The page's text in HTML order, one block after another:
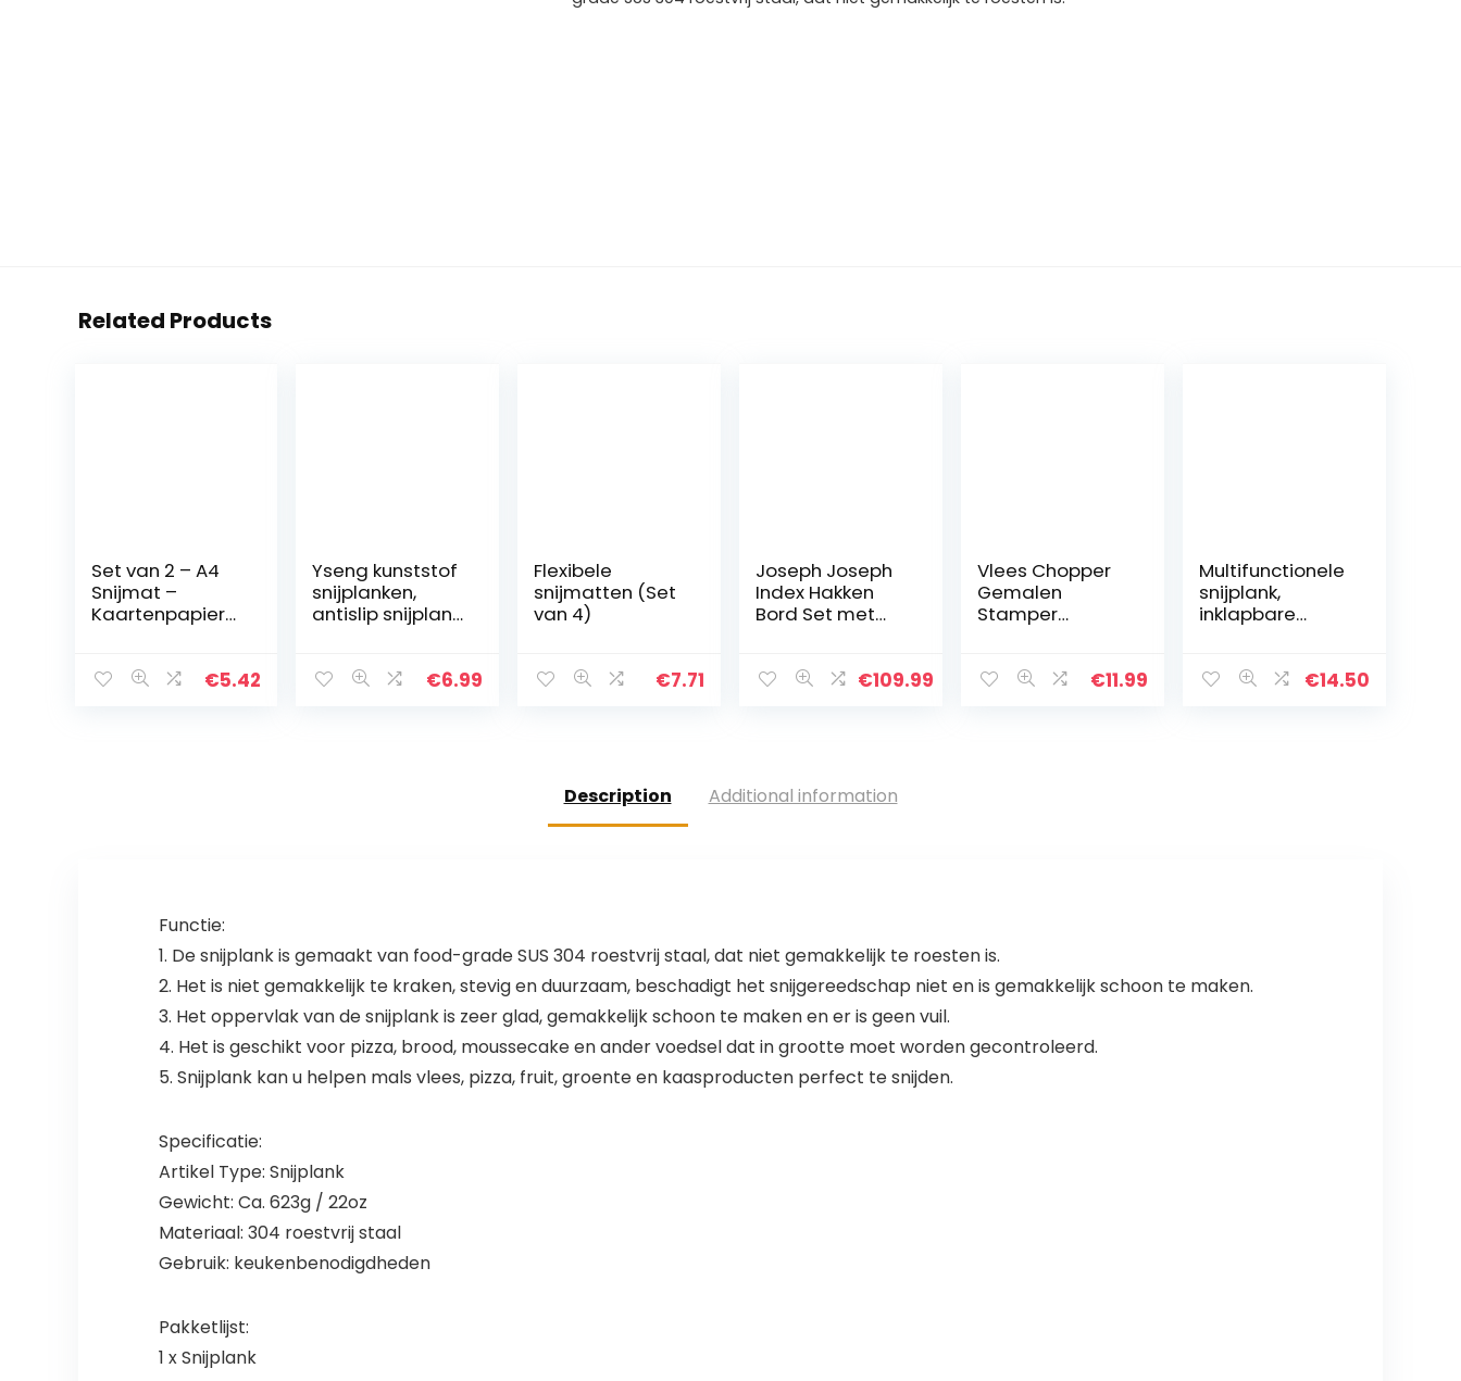
Related Products
Set van 2 – A4
Snijmat –
Kaartenpapier
Antislipoppervla
€5.42
Yseng kunststof
snijplanken,
antislip snijplank,
voor keuken
€6.99
Flexibele
snijmatten (Set
van 4)
€7.71
Joseph Joseph
Index Hakken
Bord Set met
€109.99
Vlees Chopper
Gemalen
Stamper
Chopper
€11.99
Multifunctionele
snijplank,
inklapbare
emmer mand,
€14.50
Description Additional information
Functie:
1. De snijplank is gemaakt van food-grade SUS 304 roestvrij staal, dat niet gemakkelijk te roesten is.
2. Het is niet gemakkelijk te kraken, stevig en duurzaam, beschadigt het snijgereedschap niet en is gemakkelijk schoon te maken.
3. Het oppervlak van de snijplank is zeer glad, gemakkelijk schoon te maken en er is geen vuil.
4. Het is geschikt voor pizza, brood, moussecake en ander voedsel dat in grootte moet worden gecontroleerd.
5. Snijplank kan u helpen mals vlees, pizza, fruit, groente en kaasproducten perfect te snijden.
Specificatie:
Artikel Type: Snijplank
Gewicht: Ca. 623g / 22oz
Materiaal: 304 roestvrij staal
Gebruik: keukenbenodigdheden
Pakketlijst:
1 x Snijplank